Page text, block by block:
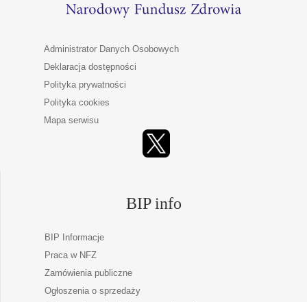
Administrator Danych Osobowych
Deklaracja dostępności
Polityka prywatności
Polityka cookies
Mapa serwisu
BIP info
BIP Informacje
Praca w NFZ
Zamówienia publiczne
Ogłoszenia o sprzedaży